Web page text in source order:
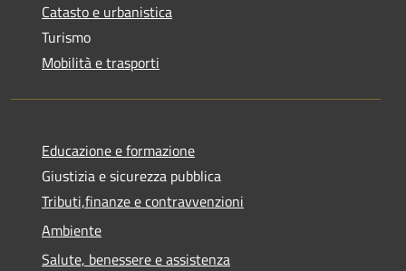
Catasto e urbanistica
Turismo
Mobilità e trasporti
Educazione e formazione
Giustizia e sicurezza pubblica
Tributi,finanze e contravvenzioni
Ambiente
Salute, benessere e assistenza